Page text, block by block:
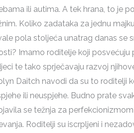
ili autima. A tek hrana, to je
Koliko zadataka za jednu
pola stoljeća unatrag danas se
Imamo roditelje koji
te tako sprječavaju razvoj
Daitch navodi da su to roditelji
ili neuspjehe. Budno prate
se težnja za
Roditelji su iscrpljeni i